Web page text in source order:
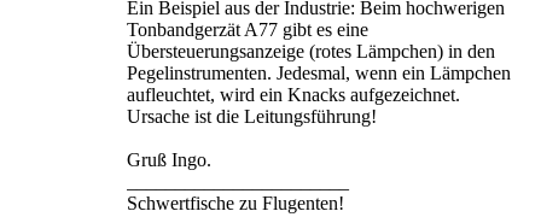
Ein Beispiel aus der Industrie: Beim hochwerigen
Tonbandgerzät A77 gibt es eine
Übersteuerungsanzeige (rotes Lämpchen) in den
Pegelinstrumenten. Jedesmal, wenn ein Lämpchen
aufleuchtet, wird ein Knacks aufgezeichnet.
Ursache ist die Leitungsführung!
Gruß Ingo.
Schwertfische zu Flugenten!